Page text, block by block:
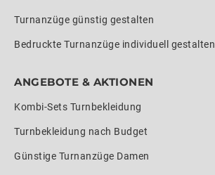
Turnanzüge günstig gestalten
Bedruckte Turnanzüge individuell gestalten
ANGEBOTE & AKTIONEN
Kombi-Sets Turnbekleidung
Turnbekleidung nach Budget
Günstige Turnanzüge Damen